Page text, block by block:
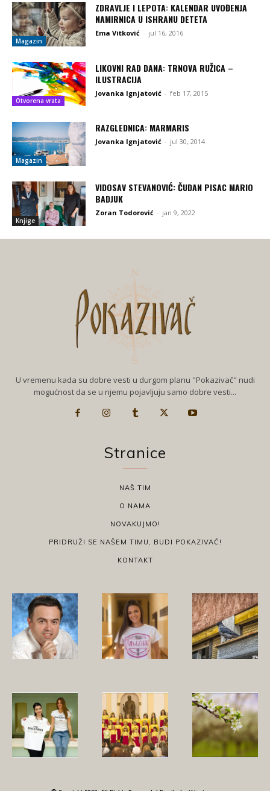
Magazin
ZDRAVLJE I LEPOTA: KALENDAR UVOĐENJA
NAMIRNICA U ISHRANU DETETA
Ema Vitković - jul 16, 2016
Otvorena vrata
LIKOVNI RAD DANA: TRNOVA RUŽICA –
ILUSTRACIJA
Jovanka Ignjatović - feb 17, 2015
Magazin
RAZGLEDNICA: MARMARIS
Jovanka Ignjatović - jul 30, 2014
Knjige
VIDOSAV STEVANOVIĆ: ČUDAN PISAC MARIO
BADJUK
Zoran Todorović - jan 9, 2022
U vremenu kada su dobre vesti u durgom planu "Pokazivač" nudi
mogućnost da se u njemu pojavljuju samo dobre vesti...
Stranice
NAŠ TIM
O NAMA
NOVAKUJMO!
PRIDRUŽI SE NAŠEM TIMU, BUDI POKAZIVAČ!
KONTAKT